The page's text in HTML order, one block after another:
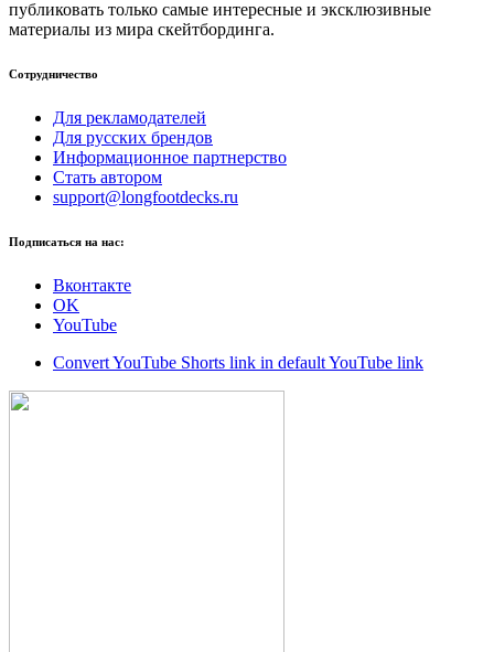
публиковать только самые интересные и эксклюзивные
материалы из мира скейтбординга.
Сотрудничество
Для рекламодателей
Для русских брендов
Информационное партнерство
Стать автором
support@longfootdecks.ru
Подписаться на нас:
Вконтакте
OK
YouTube
Convert YouTube Shorts link in default YouTube link